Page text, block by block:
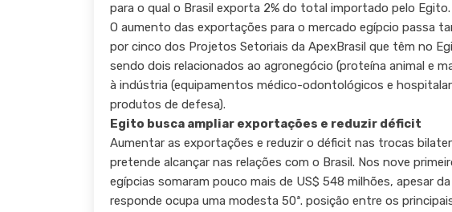
para o qual o Brasil exporta 2% do total importado pelo Egito.
O aumento das exportações para o mercado egípcio passa
por cinco dos Projetos Setoriais da ApexBrasil que têm no
sendo dois relacionados ao agronegócio (proteína animal e
à indústria (equipamentos médico-odontológicos e
produtos de defesa).
Egito busca ampliar exportações e reduzir déficit
Aumentar as exportações e reduzir o déficit nas trocas
pretende alcançar nas relações com o Brasil. Nos nove
egípcias somaram pouco mais de US$ 548 milhões, apesar
responde ocupa uma modesta 50ª. posição entre os